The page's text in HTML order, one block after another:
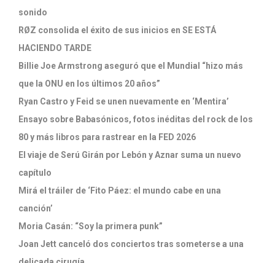
sonido
RØZ consolida el éxito de sus inicios en SE ESTÁ
HACIENDO TARDE
Billie Joe Armstrong aseguró que el Mundial “hizo más
que la ONU en los últimos 20 años”
Ryan Castro y Feid se unen nuevamente en ‘Mentira’
Ensayo sobre Babasónicos, fotos inéditas del rock de los
80 y más libros para rastrear en la FED 2026
El viaje de Serú Girán por Lebón y Aznar suma un nuevo
capítulo
Mirá el tráiler de ‘Fito Páez: el mundo cabe en una
canción’
Moria Casán: “Soy la primera punk”
Joan Jett canceló dos conciertos tras someterse a una